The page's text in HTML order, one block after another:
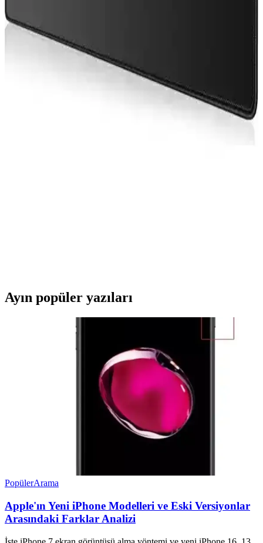
sınırlıyor.
Juo GT RGB Gaming Notebook Soğutucu Yüksek
Performans ve Estetik Özellikler
Juo GT RGB Gaming Notebook Soğutucu, yüksek performanslı
fanlar, estetik RGB LED ışıklar ve ergonomik tasarımıyla
bilgisayarlarınızın aşırı ısınmasını engeller, sistem stabilitesini artırır.
Intel Arc B70 32GB GDDR6: Profesyonel Kullanım
Ayın popüler yazıları
PopülerArama
Apple'ın Yeni iPhone Modelleri ve Eski Versiyonlar
Arasındaki Farklar Analizi